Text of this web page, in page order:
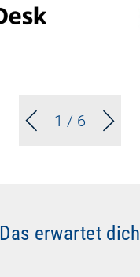
1 / 6
Das erwartet dich